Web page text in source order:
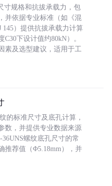
寸规格和抗拔承载力，包
并依据专业标准（如《混
145）提供抗拔承载力计算
下设计值约80kN）。
素及选型建议，适用于工
的标准尺寸及底孔计算，
数，并提供专业数据来源
36UNS螺纹底孔尺寸的常
推荐值（Φ5.18mm），并